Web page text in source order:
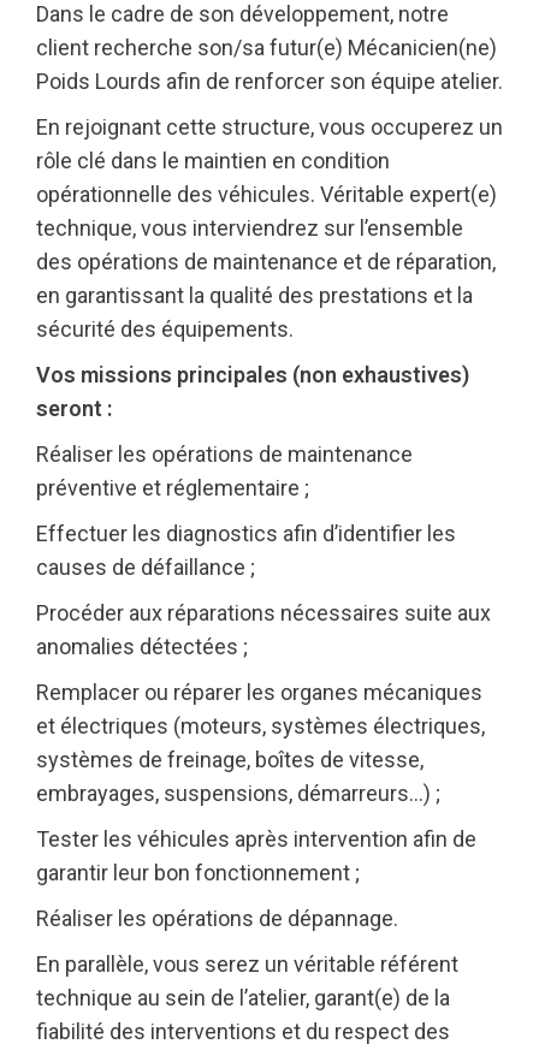
Dans le cadre de son développement, notre
client recherche son/sa futur(e) Mécanicien(ne)
Poids Lourds afin de renforcer son équipe atelier.
En rejoignant cette structure, vous occuperez un
rôle clé dans le maintien en condition
opérationnelle des véhicules. Véritable expert(e)
technique, vous interviendrez sur l’ensemble
des opérations de maintenance et de réparation,
en garantissant la qualité des prestations et la
sécurité des équipements.
Vos missions principales (non exhaustives)
seront :
Réaliser les opérations de maintenance
préventive et réglementaire ;
Effectuer les diagnostics afin d’identifier les
causes de défaillance ;
Procéder aux réparations nécessaires suite aux
anomalies détectées ;
Remplacer ou réparer les organes mécaniques
et électriques (moteurs, systèmes électriques,
systèmes de freinage, boîtes de vitesse,
embrayages, suspensions, démarreurs…) ;
Tester les véhicules après intervention afin de
garantir leur bon fonctionnement ;
Réaliser les opérations de dépannage.
En parallèle, vous serez un véritable référent
technique au sein de l’atelier, garant(e) de la
fiabilité des interventions et du respect des